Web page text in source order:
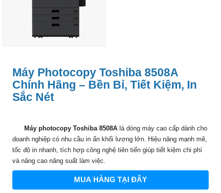
Máy Photocopy Toshiba 8508A
Chính Hãng – Bền Bỉ, Tiết Kiệm, In
Sắc Nét
Máy photocopy Toshiba 8508A là dòng máy cao cấp dành cho
doanh nghiệp có nhu cầu in ấn khối lượng lớn. Hiệu năng mạnh mẽ,
tốc độ in nhanh, tích hợp công nghệ tiên tiến giúp tiết kiệm chi phí
và nâng cao năng suất làm việc.
MUA HÀNG TẠI ĐÂY